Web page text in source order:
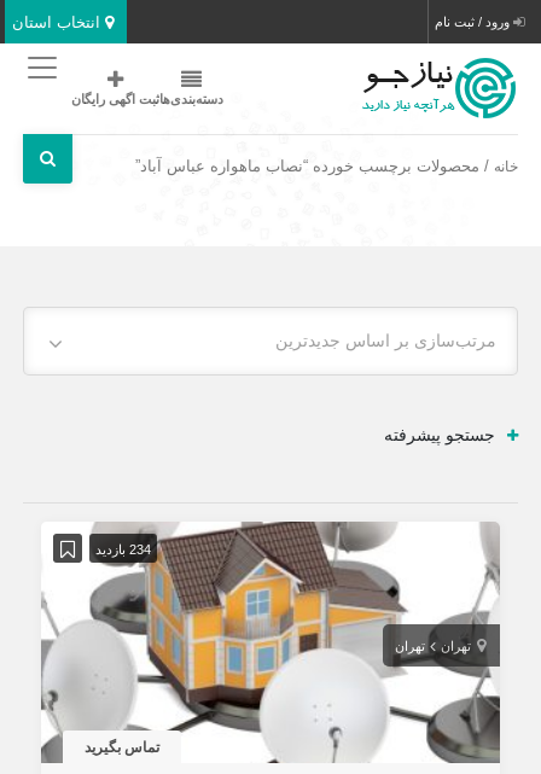
انتخاب استان ورود / ثبت نام
دسته‌بندی‌هاثبت اگهی رایگان
خانه / محصولات برچسب خورده “نصاب ماهواره عباس آباد”
مرتب‌سازی بر اساس جدیدترین
جستجو پیشرفته
234 بازدید
تهران تهران
تماس بگیرید